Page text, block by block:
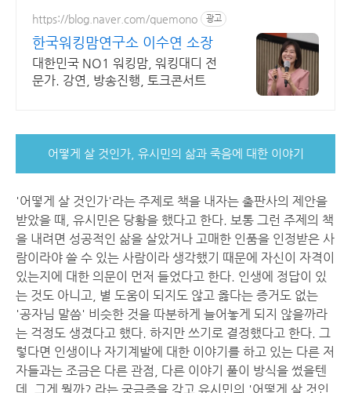
https://blog.naver.com/quemono 광고
한국워킹맘연구소 이수연 소장
대한민국 NO1 워킹맘, 워킹대디 전
문가. 강연, 방송진행, 토크콘서트
어떻게 살 것인가, 유시민의 삶과 죽음에 대한 이야기
'어떻게 살 것인가'라는 주제로 책을 내자는 출판사의 제안을
받았을 때, 유시민은 당황을 했다고 한다. 보통 그런 주제의 책
을 내려면 성공적인 삶을 살았거나 고매한 인품을 인정받은 사
람이라야 쓸 수 있는 사람이라 생각했기 때문에 자신이 자격이
있는지에 대한 의문이 먼저 들었다고 한다. 인생에 정답이 있
는 것도 아니고, 별 도움이 되지도 않고 옳다는 증거도 없는
'공자님 말씀' 비슷한 것을 따분하게 늘어놓게 되지 않을까라
는 걱정도 생겼다고 했다. 하지만 쓰기로 결정했다고 한다. 그
렇다면 인생이나 자기계발에 대한 이야기를 하고 있는 다른 저
자들과는 조금은 다른 관점, 다른 이야기 풀이 방식을 썼을텐
데, 그게 뭘까? 라는 궁금증을 갖고 유시민의 '어떻게 살 것인